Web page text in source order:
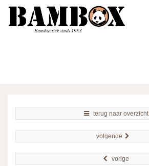
terug naar overzicht
volgende
vorige